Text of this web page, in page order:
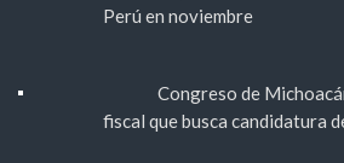
Perú en noviembre
Congreso de
fiscal que busca candidatura